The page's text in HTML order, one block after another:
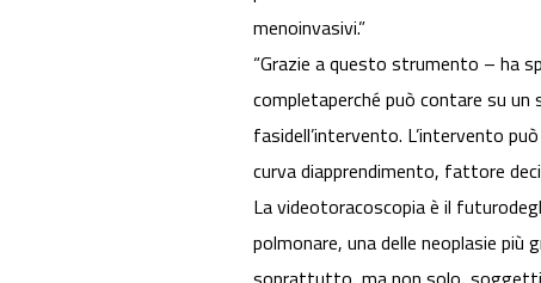
menoinvasivi.”
“Grazie a questo strumento – ha
completaperché può contare su
fasidell’intervento. L’intervento
curva diapprendimento, fattore
La videotoracoscopia è il
polmonare, una delle neoplasie più